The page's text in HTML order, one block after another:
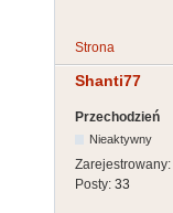
Strona
Shanti77
Przechodzień
Nieaktywny
Zarejestrowany:
Posty: 33